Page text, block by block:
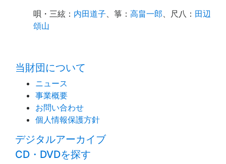
唄・三絃 ： 内田道子 箏 ： 高畠一郎 尺八 ： 田辺
頌山
当財団について
ニュース
事業概要
お問い合わせ
個人情報保護方針
デジタルアーカイブ
CD・DVDを探す